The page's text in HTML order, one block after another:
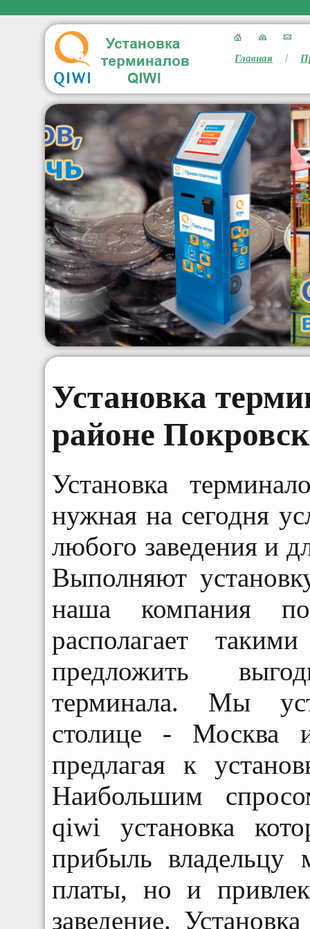
Главная /
Установка
районе
Установка
нужная на сегодня
любого заведения и
Выполняют
наша компания по
располагает
предложить
терминала. Мы
столице - Москва
предлагая к
Наибольшим
qiwi установка
прибыль владельцу
платы, но и
заведение.